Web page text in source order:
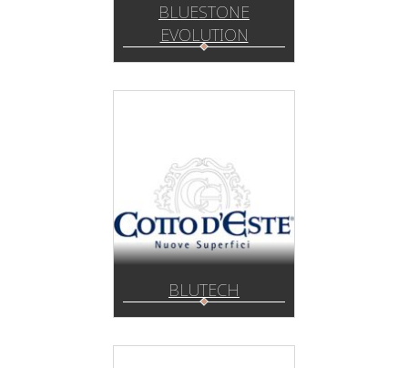
BLUESTONE
EVOLUTION
BLUTECH